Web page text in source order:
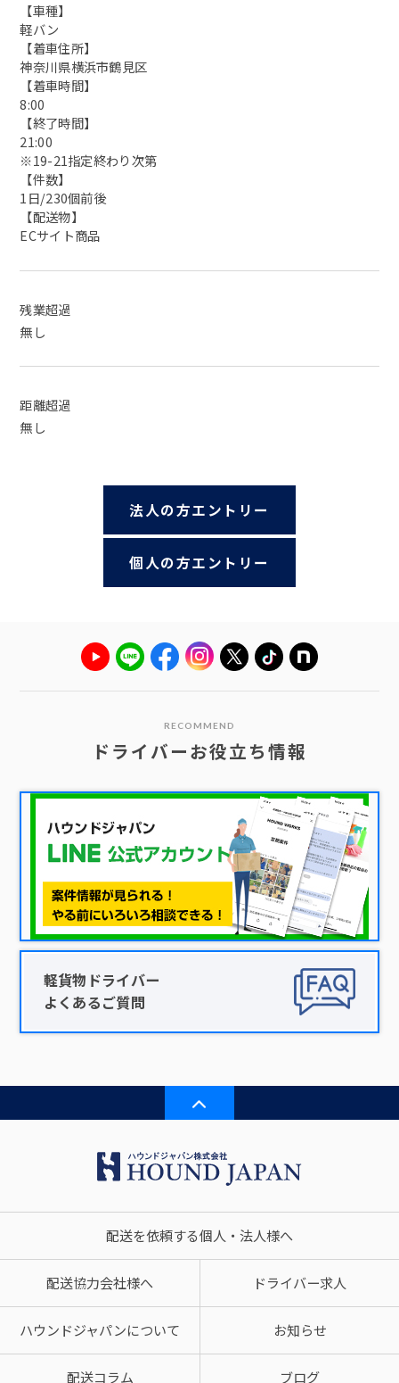
【車種】
軽バン
【着車住所】
神奈川県横浜市鶴見区
【着車時間】
8:00
【終了時間】
21:00
※19-21指定終わり次第
【件数】
1日/230個前後
【配送物】
ECサイト商品
残業超過
無し
距離超過
無し
法人の方エントリー
個人の方エントリー
RECOMMEND
ドライバーお役立ち情報
軽貨物ドライバー
よくあるご質問
配送を依頼する個人・法人様へ
配送協力会社様へ ドライバー求人
ハウンドジャパンについて お知らせ
配送コラム ブログ